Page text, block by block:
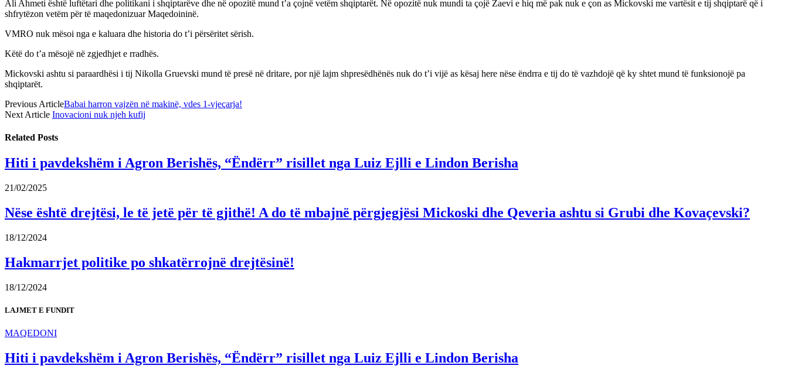
Ali Ahmeti është luftëtari dhe politikani i shqiptarëve dhe në opozitë mund t’a çojnë vetëm shqiptarët. Në opozitë nuk mundi ta çojë Zaevi e hiq më pak nuk e çon as Mickovski me vartësit e tij shqiptarë që i
shfrytëzon vetëm për të maqedonizuar Maqedoininë.
VMRO nuk mësoi nga e kaluara dhe historia do t’i përsëritet sërish.
Këtë do t’a mësojë në zgjedhjet e rradhës.
Mickovski ashtu si paraardhësi i tij Nikolla Gruevski mund të presë në dritare, por një lajm shpresëdhënës nuk do t’i vijë as kësaj here nëse ëndrra e tij do të vazhdojë që ky shtet mund të funksionojë pa
shqiptarët.
Previous ArticleBabai harron vajzën në makinë, vdes 1-vjeçarja!
Next Article Inovacioni nuk njeh kufij
Related Posts
Hiti i pavdekshëm i Agron Berishës, “Ëndërr” risillet nga Luiz Ejlli e Lindon Berisha
21/02/2025
Nëse është drejtësi, le të jetë për të gjithë! A do të mbajnë përgjegjësi Mickoski dhe Qeveria ashtu si Grubi dhe Kovaçevski?
18/12/2024
Hakmarrjet politike po shkatërrojnë drejtësinë!
18/12/2024
LAJMET E FUNDIT
MAQEDONI
Hiti i pavdekshëm i Agron Berishës, “Ëndërr” risillet nga Luiz Ejlli e Lindon Berisha